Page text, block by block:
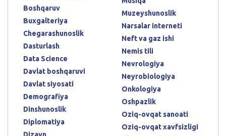
Boshqaruv
Buxgalteriya
Chegarashunoslik
Dasturlash
Data Science
Davlat boshqaruvi
Davlat siyosati
Demografiya
Dinshunoslik
Diplomatiya
Muzeyshunoslik
Narsalar interneti
Neft va gaz ishi
Nemis tili
Nevrologiya
Neyrobiologiya
Onkologiya
Oshpazlik
Oziq-ovqat sanoati
Oziq-ovqat xavfsizligi